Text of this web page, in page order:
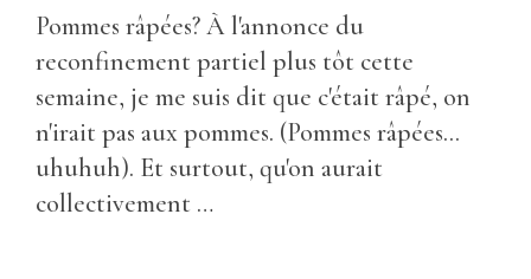
Pommes râpées? À l'annonce du
reconfinement partiel plus tôt cette
semaine, je me suis dit que c'était râpé, on
n'irait pas aux pommes. (Pommes râpées...
uhuhuh). Et surtout, qu'on aurait
collectivement …